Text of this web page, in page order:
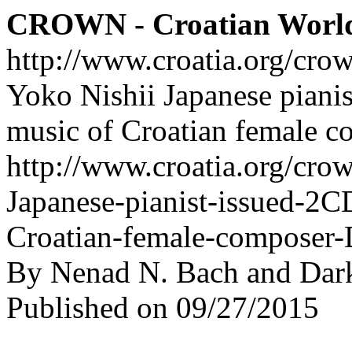
CROWN - Croatian
http://www.croatia.org/
Yoko Nishii Japanese
music of Croatian female
http://www.croatia.org/
Japanese-pianist-issued-
Croatian-female-
By Nenad N. Bach and
Published on 09/27/2015